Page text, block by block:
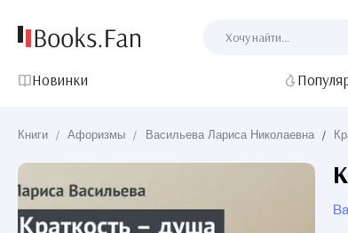
Новинки
Книги / Афоризмы / Васильева Лариса Николаевна /